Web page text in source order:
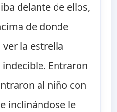
delante de ellos,
de donde
ver la estrella
Entraron
al niño con
inclinándose le